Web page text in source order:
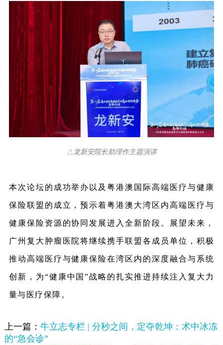
△龙新安院长助理作主题演讲
本次论坛的成功举办以及粤港澳国际高端医疗与健康
保险联盟的成立，预示着粤港澳大湾区内高端医疗与
健康保险资源的协同发展进入全新阶段。展望未来，
广州复大肿瘤医院将继续携手联盟各成员单位，积极
推动高端医疗与健康保险在湾区内的深度融合与系统
创新，为“健康中国”战略的扎实推进持续注入复大力
量与医疗保障。
上一篇： 牛立志专栏 | 分秒之间，定夺乾坤：术中冰冻
的“急会诊”